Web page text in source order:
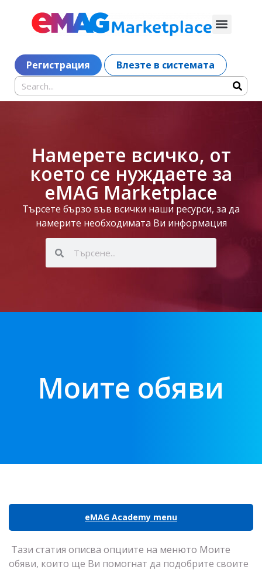
Регистрация Влезте в системата
Намерете всичко, от
което се нуждаете за
eMAG Marketplace
Търсете бързо във всички наши ресурси, за да
намерите необходимата Ви информация
Моите обяви
eMAG Academy menu
Тази статия описва опциите на менюто Моите
обяви, които ще Ви помогнат да подобрите своите